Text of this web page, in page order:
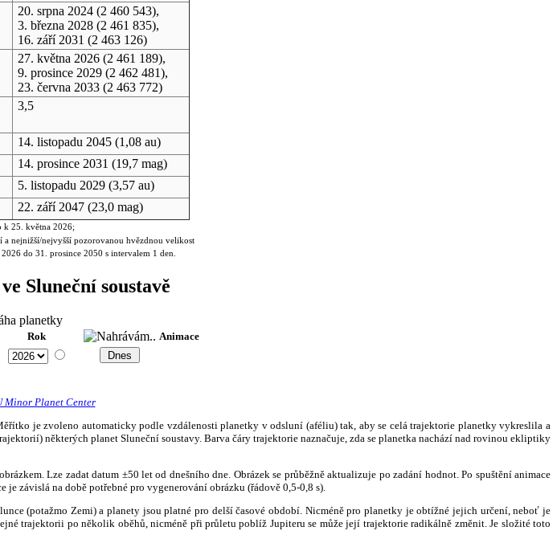
20. srpna 2024(2 460 543),
3. března 2028(2 461 835),
16. září 2031 (2 463 126)
27. května 2026(2 461 189),
9. prosince 2029(2 462 481),
23. června 2033(2 463 772)
3,5
14. listopadu 2045(1,08 au)
14. prosince 2031 (19,7 mag)
5. listopadu 2029(3,57 au)
22. září 2047(23,0 mag)
k 25. května 2026;
nejnižší/nejvyšší pozorovanou hvězdnou velikost
do 31. prosince 2050 s intervalem 1 den.
Sluneční soustavě
Rok Animace
Minor Planet Center
je zvoleno automaticky podle vzdálenosti planetky v odsluní (aféliu) tak, aby se celá trajektorie planetky vykreslila a
některých planet Sluneční soustavy. Barva čáry trajektorie naznačuje, zda se planetka nachází nad rovinou ekliptiky
Lze zadat datum ±50 let od dnešního dne. Obrázek se průběžně aktualizuje po zadání hodnot. Po spuštění animace
závislá na době potřebné pro vygenerování obrázku (řádově 0,5-0,8 s).
(potažmo Zemi) a planety jsou platné pro delší časové období. Nicméně pro planetky je obtížné jejich určení, neboť je
trajektorii po několik oběhů, nicméně při průletu poblíž Jupiteru se může její trajektorie radikálně změnit. Je složité toto